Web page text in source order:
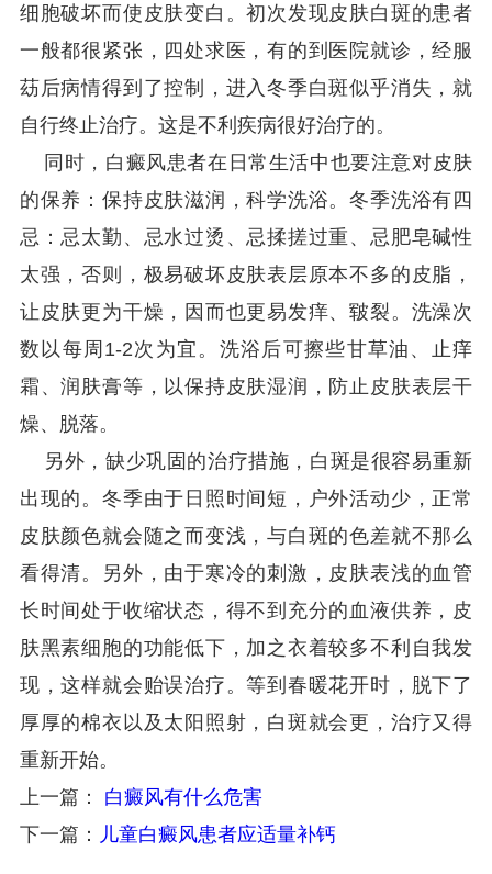
细胞破坏而使皮肤变白。初次发现皮肤白斑的患者
一般都很紧张，四处求医，有的到医院就诊，经服
苭后病情得到了控制，进入冬季白斑似乎消失，就
自行终止治疗。这是不利疾病很好治疗的。
同时，白癜风患者在日常生活中也要注意对皮肤
的保养：保持皮肤滋润，科学洗浴。冬季洗浴有四
忌：忌太勤、忌水过烫、忌揉搓过重、忌肥皂碱性
太强，否则，极易破坏皮肤表层原本不多的皮脂，
让皮肤更为干燥，因而也更易发痒、皲裂。洗澡次
数以每周1-2次为宜。洗浴后可擦些甘草油、止痒
霜、润肤膏等，以保持皮肤湿润，防止皮肤表层干
燥、脱落。
另外，缺少巩固的治疗措施，白斑是很容易重新
出现的。冬季由于日照时间短，户外活动少，正常
皮肤颜色就会随之而变浅，与白斑的色差就不那么
看得清。另外，由于寒冷的刺激，皮肤表浅的血管
长时间处于收缩状态，得不到充分的血液供养，皮
肤黑素细胞的功能低下，加之衣着较多不利自我发
现，这样就会贻误治疗。等到春暖花开时，脱下了
厚厚的棉衣以及太阳照射，白斑就会更，治疗又得
重新开始。
上一篇：
白癜风有什么危害
下一篇： 儿童白癜风患者应适量补钙